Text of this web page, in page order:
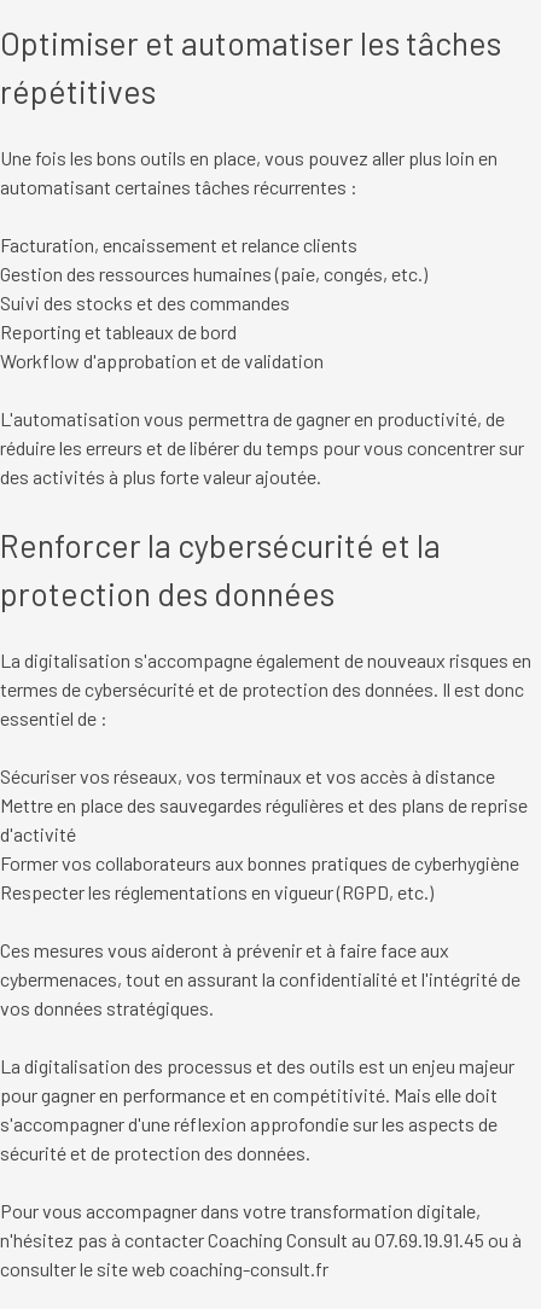
Optimiser et automatiser les tâches
répétitives
Une fois les bons outils en place, vous pouvez aller plus loin en
automatisant certaines tâches récurrentes :
Facturation, encaissement et relance clients
Gestion des ressources humaines (paie, congés, etc.)
Suivi des stocks et des commandes
Reporting et tableaux de bord
Workflow d'approbation et de validation
L'automatisation vous permettra de gagner en productivité, de
réduire les erreurs et de libérer du temps pour vous concentrer sur
des activités à plus forte valeur ajoutée.
Renforcer la cybersécurité et la
protection des données
La digitalisation s'accompagne également de nouveaux risques en
termes de cybersécurité et de protection des données. Il est donc
essentiel de :
Sécuriser vos réseaux, vos terminaux et vos accès à distance
Mettre en place des sauvegardes régulières et des plans de reprise
d'activité
Former vos collaborateurs aux bonnes pratiques de cyberhygiène
Respecter les réglementations en vigueur (RGPD, etc.)
Ces mesures vous aideront à prévenir et à faire face aux
cybermenaces, tout en assurant la confidentialité et l'intégrité de
vos données stratégiques.
La digitalisation des processus et des outils est un enjeu majeur
pour gagner en performance et en compétitivité. Mais elle doit
s'accompagner d'une réflexion approfondie sur les aspects de
sécurité et de protection des données.
Pour vous accompagner dans votre transformation digitale,
n'hésitez pas à contacterCoaching Consult au 07.69.19.91.45 ou à
consulter le site web coaching-consult.fr